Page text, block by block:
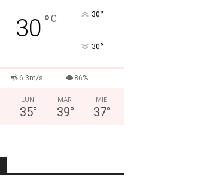
30 °C 30°
30°
6.3m/s 86%
LUN
35°
MAR
39°
MIE
37°